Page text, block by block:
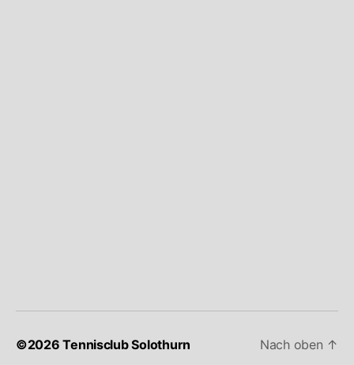
©2026 Tennisclub Solothurn Nach oben ↑